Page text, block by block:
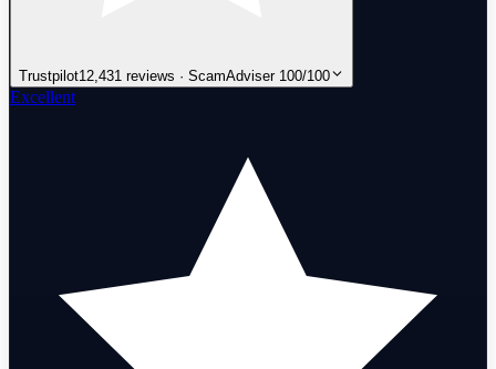
Trustpilot12,431 reviews · ScamAdviser 100/100
Excellent